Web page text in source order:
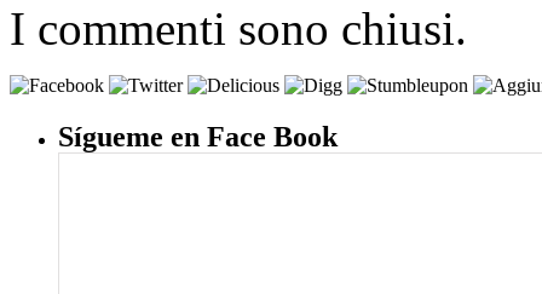
I commenti sono chiusi.
Sígueme en Face Book